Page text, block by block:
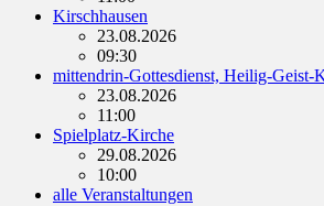
Kirschhausen
23.08.2026
09:30
mittendrin-Gottesdienst, Heilig-Geist-
23.08.2026
11:00
Spielplatz-Kirche
29.08.2026
10:00
alle Veranstaltungen